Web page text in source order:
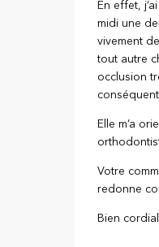
En effet,
midi une
vivement
tout autre
occlusion
Elle m’a
Votre
redonne
Bien